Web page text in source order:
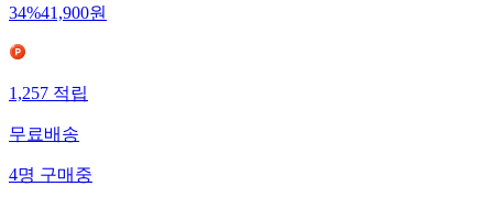
34%41,900원
1,257적립
무료배송
4명구매중